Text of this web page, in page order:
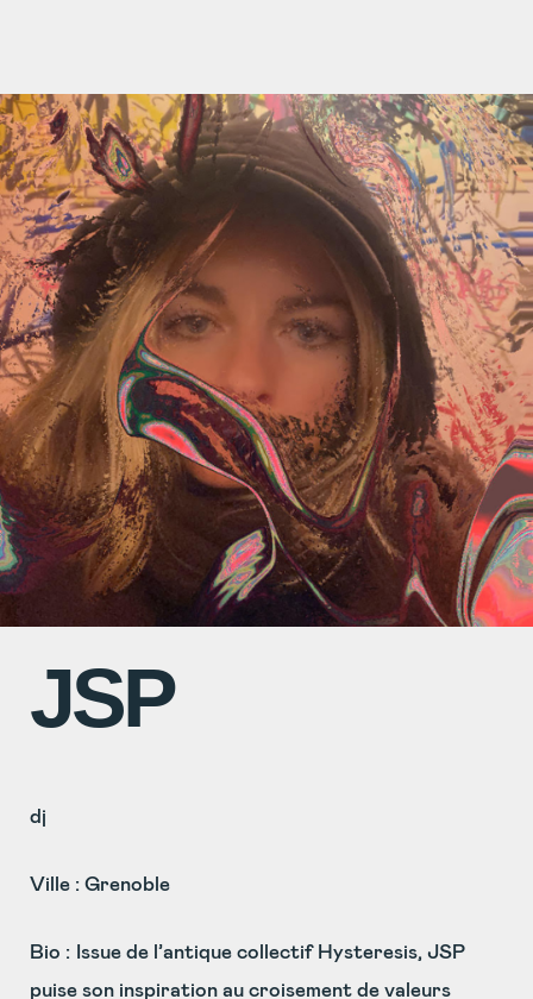
JSP
dj
Ville : Grenoble
Bio : Issue de l’antique collectif Hysteresis, JSP
puise son inspiration au croisement de valeurs